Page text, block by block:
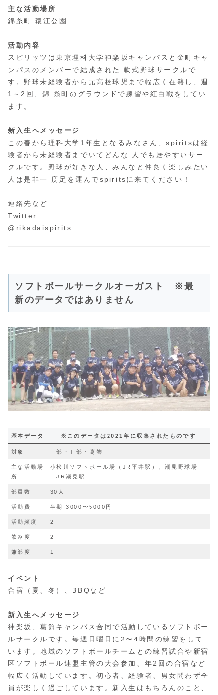
主な活動場所
錦糸町 猿江公園
活動内容
スピリッツは東京理科大学神楽坂キャンパスと金町キャ
ンパスのメンバーで結成された 軟式野球サークルで
す。野球未経験者から元高校球児まで幅広く在籍し、週
1～2回、錦 糸町のグラウンドで練習や紅白戦をしてい
ます。
新入生へメッセージ
この春から理科大学1年生となるみなさん、spiritsは経
験者から未経験者までいてどんな 人でも居やすいサー
クルです。野球が好きな人、みんなと仲良く楽しみたい
人は是非一 度足を運んでspiritsに来てください！
連絡先など
Twitter
@rikadaispirits
ソフトボールサークルオーガスト ※最
新のデータではありません
基本データ ※このデータは2021年に収集されたものです
対象 Ⅰ部・Ⅱ部・葛飾
主な活動場
所
小松川ソフトボール場（JR平井駅）、潮見野球場
（JR潮見駅
部員数 30人
活動費 半期 3000〜5000円
活動頻度 2
飲み度 2
兼部度 1
イベント
合宿（夏、冬）、BBQなど
新入生へメッセージ
神楽坂、葛飾キャンパス合同で活動しているソフトボー
ルサークルです。毎週日曜日に2〜4時間の練習をして
います。地域のソフトボールチームとの練習試合や新宿
区ソフトボール連盟主管の大会参加、年2回の合宿など
幅広く活動しています。初心者、経験者、男女問わず全
員が楽しく過ごしています。新入生はもちろんのこと、